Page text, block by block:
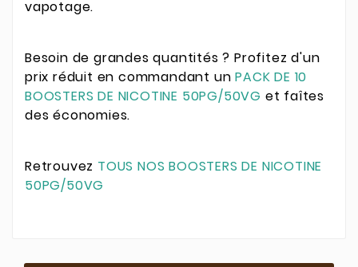
vapotage.
Besoin de grandes quantités ? Profitez d'un
prix réduit en commandant unPACK DE 10
BOOSTERS DE NICOTINE 50PG/50VG et faîtes
des économies.
Retrouvez TOUS NOS BOOSTERS DE NICOTINE
50PG/50VG